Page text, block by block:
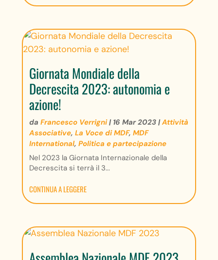
Giornata Mondiale della
Decrescita 2023: autonomia e
azione!
da Francesco Verrigni| 16 Mar 2023|Attività
Associative, La Voce di MDF, MDF
International, Politica e partecipazione
Nel 2023 la Giornata Internazionale della
Decrescita si terrà il 3...
CONTINUA A LEGGERE